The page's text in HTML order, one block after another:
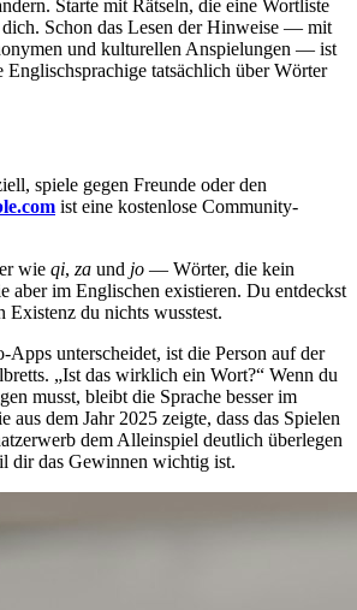
Starte mit Rätseln, die eine Wortliste
dich. Schon das Lesen der Hinweise — mit
und kulturellen Anspielungen — ist
tatsächlich über Wörter
spiele gegen Freunde oder den
ist eine kostenlose Community-
wie qi, za und jo — Wörter, die kein
aber im Englischen existieren. Du entdeckst
Existenz du nichts wusstest.
Apps unterscheidet, ist die Person auf der
„Ist das wirklich ein Wort?“ Wenn du
musst, bleibt die Sprache besser im
aus dem Jahr 2025 zeigte, dass das Spielen
dem Alleinspiel deutlich überlegen
dir das Gewinnen wichtig ist.